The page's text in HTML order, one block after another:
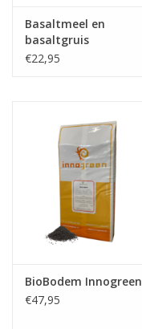
Basaltmeel en
basaltgruis
€22,95
BioBodem Innogreen
€47,95